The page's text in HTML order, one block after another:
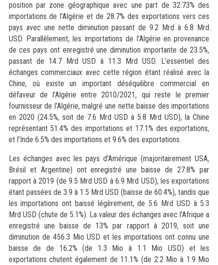
position par zone géographique avec une part de 32.73% des
importations de l’Algérie et de 28.7% des exportations vers ces
pays avec une nette diminution passant de 9.2 Mrd à 6.8 Mrd
USD. Parallèlement, les importations de l’Algérie en provenance
de ces pays ont enregistré une diminution importante de 23.5%,
passant de 14.7 Mrd USD à 11.3 Mrd USD. L’essentiel des
échanges commerciaux avec cette région étant réalisé avec la
Chine, où existe un important déséquilibre commercial en
défaveur de l’Algérie entre 2010/2021, qui reste le premier
fournisseur de l’Algérie, malgré une nette baisse des importations
en 2020 (24.5%, soit de 7.6 Mrd USD à 5.8 Mrd USD), la Chine
représentant 51.4% des importations et 17.1% des exportations,
et l’Inde 6.5% des importations et 9.6% des exportations.
Les échanges avec les pays d’Amérique (majoritairement USA,
Brésil et Argentine) ont enregistré une baisse de 27.8% par
rapport à 2019 (de 9.5 Mrd USD à 6.9 Mrd USD), les exportations
étant passées de 3.9 à 1.5 Mrd USD (baisse de 60.4%), tandis que
les importations ont baissé légèrement, de 5.6 Mrd USD à 5.3
Mrd USD (chute de 5.1%). La valeur des échanges avec l’Afrique a
enregistré une baisse de 13% par rapport à 2019, soit une
diminution de 456.3 Mio USD et les importations ont connu une
baisse de de 16.2% (de 1.3 Mio à 1.1 Mio USD) et les
exportations chutent également de 11.1% (de 2.2 Mio à 1.9 Mio